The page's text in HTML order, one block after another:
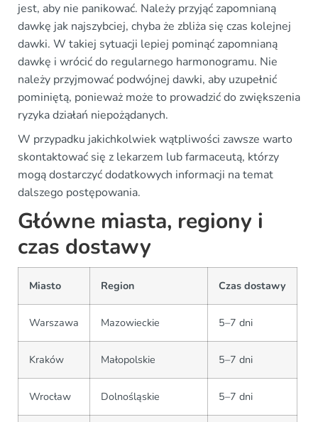
jest, aby nie panikować. Należy przyjąć zapomnianą
dawkę jak najszybciej, chyba że zbliża się czas kolejnej
dawki. W takiej sytuacji lepiej pominąć zapomnianą
dawkę i wrócić do regularnego harmonogramu. Nie
należy przyjmować podwójnej dawki, aby uzupełnić
pominiętą, ponieważ może to prowadzić do zwiększenia
ryzyka działań niepożądanych.
W przypadku jakichkolwiek wątpliwości zawsze warto
skontaktować się z lekarzem lub farmaceutą, którzy
mogą dostarczyć dodatkowych informacji na temat
dalszego postępowania.
Główne miasta, regiony i
czas dostawy
Miasto Region Czas dostawy
Warszawa Mazowieckie 5–7 dni
Kraków Małopolskie 5–7 dni
Wrocław Dolnośląskie 5–7 dni